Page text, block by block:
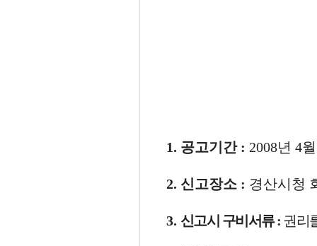
1. 공고기간 : 2008년 4
2. 신고장소 : 경산시청
3. 신고시 구비서류 : 권리